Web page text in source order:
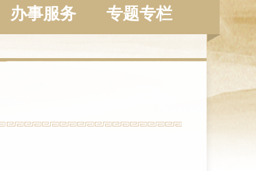
办事服务 专题专栏